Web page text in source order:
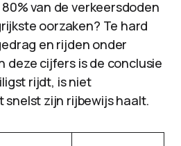
van de verkeersdoden
oorzaken? Te hard
en rijden onder
deze cijfers is de conclusie
rijdt, is niet
snelst zijn rijbewijs haalt.